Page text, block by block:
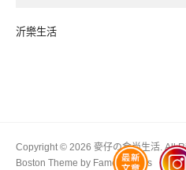
沂樂生活
Copyright © 2026 麥仔の食尚生活. All
Boston Theme by FameThemes